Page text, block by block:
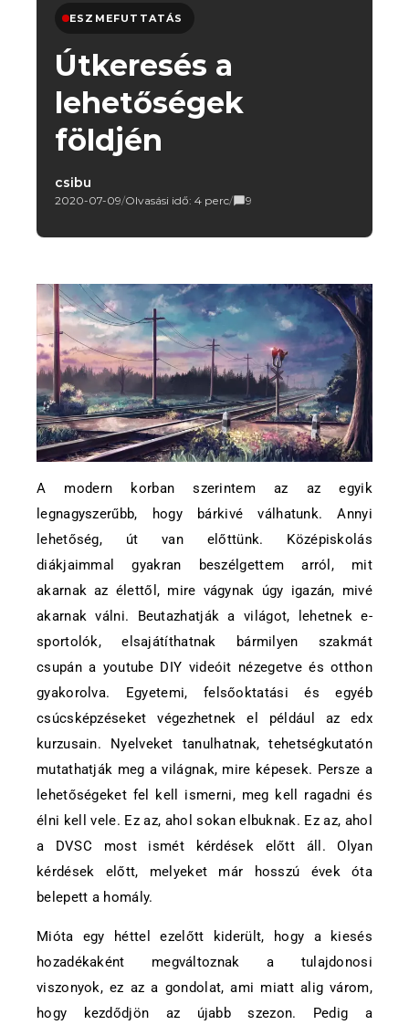
ESZMEFUTTATÁS
Útkeresés a
lehetőségek
földjén
csibu
2020-07-09/Olvasási idő: 4 perc/ 9
A modern korban szerintem az az egyik
legnagyszerűbb, hogy bárkivé válhatunk. Annyi
lehetőség, út van előttünk. Középiskolás
diákjaimmal gyakran beszélgettem arról, mit
akarnak az élettől, mire vágynak úgy igazán, mivé
akarnak válni. Beutazhatják a világot, lehetnek e-
sportolók, elsajátíthatnak bármilyen szakmát
csupán a youtube DIY videóit nézegetve és otthon
gyakorolva. Egyetemi, felsőoktatási és egyéb
csúcsképzéseket végezhetnek el például az edx
kurzusain. Nyelveket tanulhatnak, tehetségkutatón
mutathatják meg a világnak, mire képesek. Persze a
lehetőségeket fel kell ismerni, meg kell ragadni és
élni kell vele. Ez az, ahol sokan elbuknak. Ez az, ahol
a DVSC most ismét kérdések előtt áll. Olyan
kérdések előtt, melyeket már hosszú évek óta
belepett a homály.
Mióta egy héttel ezelőtt kiderült, hogy a kiesés
hozadékaként megváltoznak a tulajdonosi
viszonyok, ez az a gondolat, ami miatt alig várom,
hogy kezdődjön az újabb szezon. Pedig a